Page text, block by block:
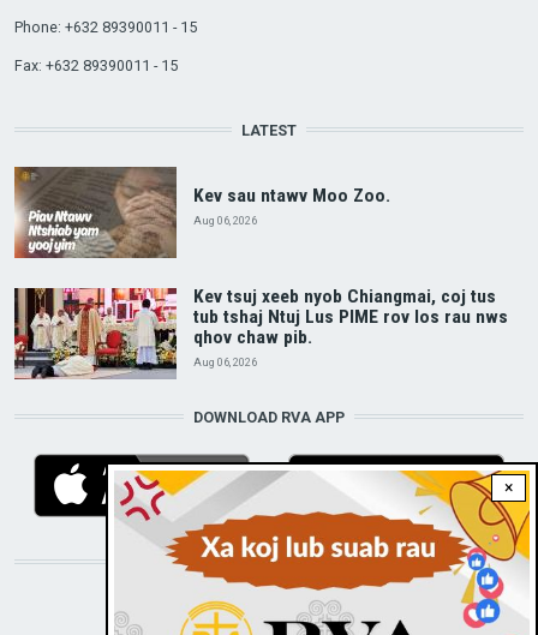
×
Phone: +632 89390011 - 15
Fax: +632 89390011 - 15
LATEST
Kev sau ntawv Moo Zoo.
Aug 06, 2026
Kev tsuj xeeb nyob Chiangmai, coj tus
tub tshaj Ntuj Lus PIME rov los rau nws
qhov chaw pib.
Aug 06, 2026
DOWNLOAD RVA APP
STAY CONNECTED WITH US!